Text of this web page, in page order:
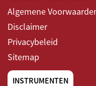
Algemene
Disclaimer
Privacybeleid
Sitemap
INSTRUMENTEN